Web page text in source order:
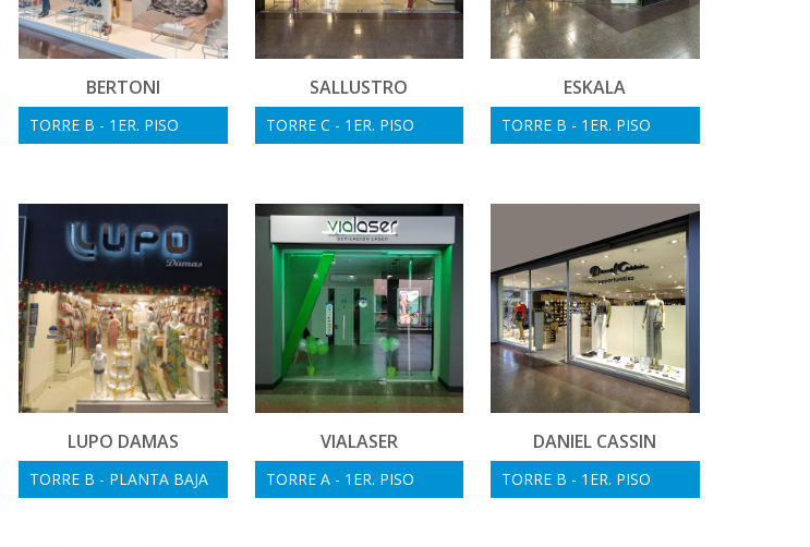
BERTONI
TORRE B - 1ER. PISO
SALLUSTRO
TORRE C - 1ER. PISO
ESKALA
TORRE B - 1ER. PISO
LUPO DAMAS
TORRE B - PLANTA BAJA
VIALASER
TORRE A - 1ER. PISO
DANIEL CASSIN
TORRE B - 1ER. PISO